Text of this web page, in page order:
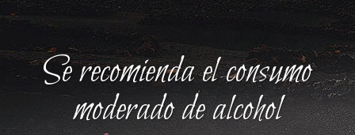
Se recomienda el consumo
moderado de alcohol